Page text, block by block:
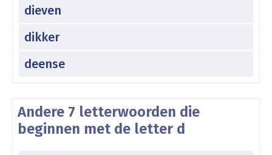
dieven
dikker
deense
Andere 7 letterwoorden die
beginnen met de letter d